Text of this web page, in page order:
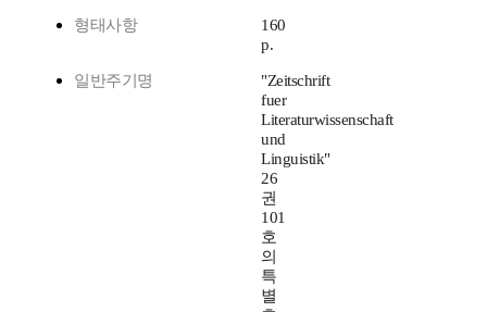
형태사항
160
p.
일반주기명
"Zeitschrift
fuer
Literaturwissenschaft
und
Linguistik"
26
권
101
호
의
특
별